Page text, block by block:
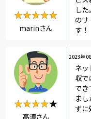
★★★★★
★★★★★
marinさん
し
のサ
す！
2023年
★★★★★
★★★★
高須さん
ネッ
収で
でき
ま
ずに